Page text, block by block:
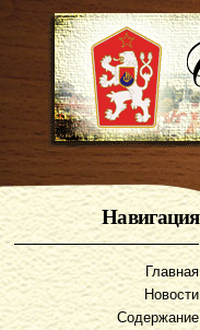
Навигация
Главная
Новости
Содержание